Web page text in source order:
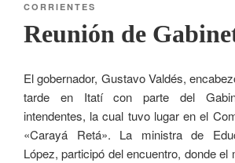
CORRIENTES
Reunión de
El gobernador, Gustavo Valdés,
tarde en Itatí con parte del
intendentes, la cual tuvo lugar en el
«Carayá Retá». La ministra de
López, participó del encuentro, donde el